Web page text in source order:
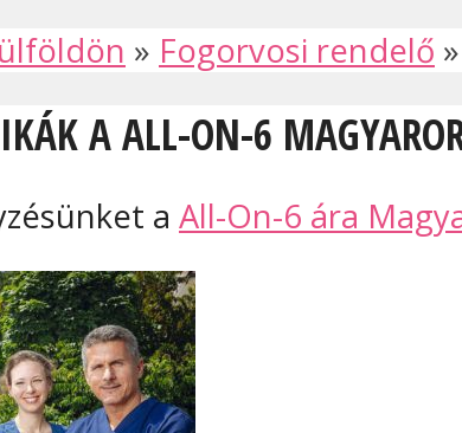
» Fogorvosi rendelő »
A ALL-ON-6
a All-On-6 ára